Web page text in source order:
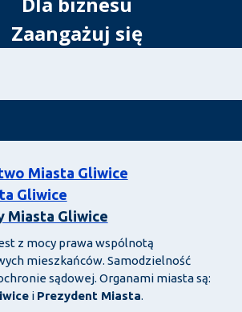
Zaangażuj się
Miasta Gliwice
Gliwice
Miasta Gliwice
z mocy prawa wspólnotą
mieszkańców. Samodzielność
sądowej. Organami miasta są:
i Prezydent Miasta.